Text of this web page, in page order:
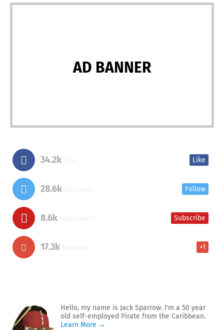
AD BANNER
34.2k Like
28.6k Follow
8.6k Subscribe
17.3k +1
Hello, my name is Jack Sparrow. I'm a 50 year
old self-employed Pirate from the Caribbean.
Learn More →